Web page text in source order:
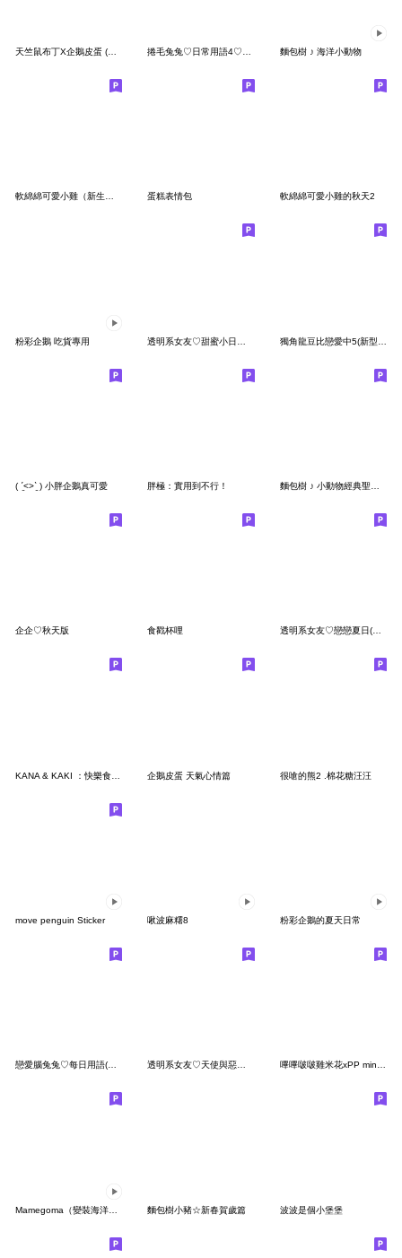
麵包樹 ♪ 海洋小動物
軟綿綿可愛小雞（新生活） 蛋糕表情包 軟綿綿可愛小雞的秋天2
粉彩企鵝 吃貨專用
( ˊ̱˂˃ˋ̱ ) 小胖企鵝真可愛 胖極：實用到不行！
企企♡秋天版 食戳杯哩 透明系女友♡戀戀夏日(女友篇)
企鵝皮蛋 天氣心情篇 很嗆的熊2 .棉花糖汪汪
move penguin Sticker 啾波麻糬8 粉彩企鵝的夏天日常
戀愛腦兔兔♡每日用語(夏季色彩) 透明系女友♡天使與惡魔(女友篇) 嗶嗶啵啵雞米花xPP mini 小小企鵝
麵包樹小豬☆新春賀歲篇 波波是個小堡堡